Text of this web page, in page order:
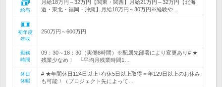
給与
月給18万円～32万円【関東・関西】月給21万円～32万円【北海
道・東北・福岡・沖縄】月給18万円～30万円※経験や…
初年度
年収
250万円～600万円
勤務
時間
09：30～18：30（実働8時間）※配属先部署により変更あり# ★
残業少なめ！ └平均月残業時間1…
休日
休暇
# ★年間休日124日以上+有休5日以上取得＝年129日以上のお休み
も可能！（プロジェクト先によって…